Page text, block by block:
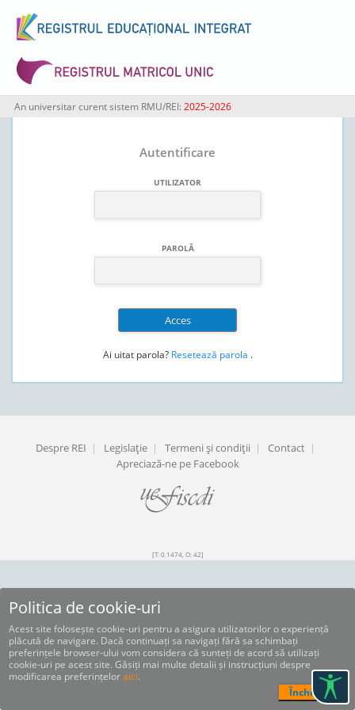
An universitar curent sistem RMU/REI: 2025-2026
Autentificare
UTILIZATOR
PAROLĂ
Ai uitat parola? Resetează parola .
Despre REI | Legislaţie | Termeni şi condiţii | Contact |
Apreciază-ne pe Facebook
[T: 0.1474, O: 42]
Politica de cookie-uri
Acest site folosește cookie-uri pentru a asigura utilizatorilor o experiență
plăcută de navigare. Dacă continuați sa navigați fără sa schimbați
preferințele browser-ului vom considera că sunteți de acord să utilizați
cookie-uri pe acest site. Găsiți mai multe detalii și instrucțiuni despre
modificarea preferințeloraici.